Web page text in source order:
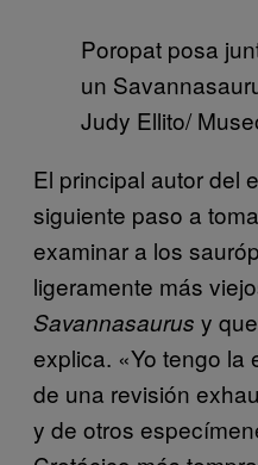
Poropat posa
un
Judy Ellito/
El principal autor del
siguiente paso a
examinar a los
ligeramente más
Savannasaurus y
explica. «Yo tengo la
de una revisión
y de otros